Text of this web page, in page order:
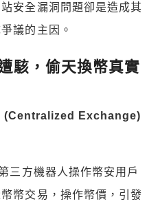
安全漏洞問題卻是造成其
議的主因。
駭，偷天換幣真實
(Centralized Exchange)
三方機器人操作幣安用戶
幣交易，操作幣價，引發